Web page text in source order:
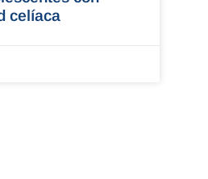
celíaca